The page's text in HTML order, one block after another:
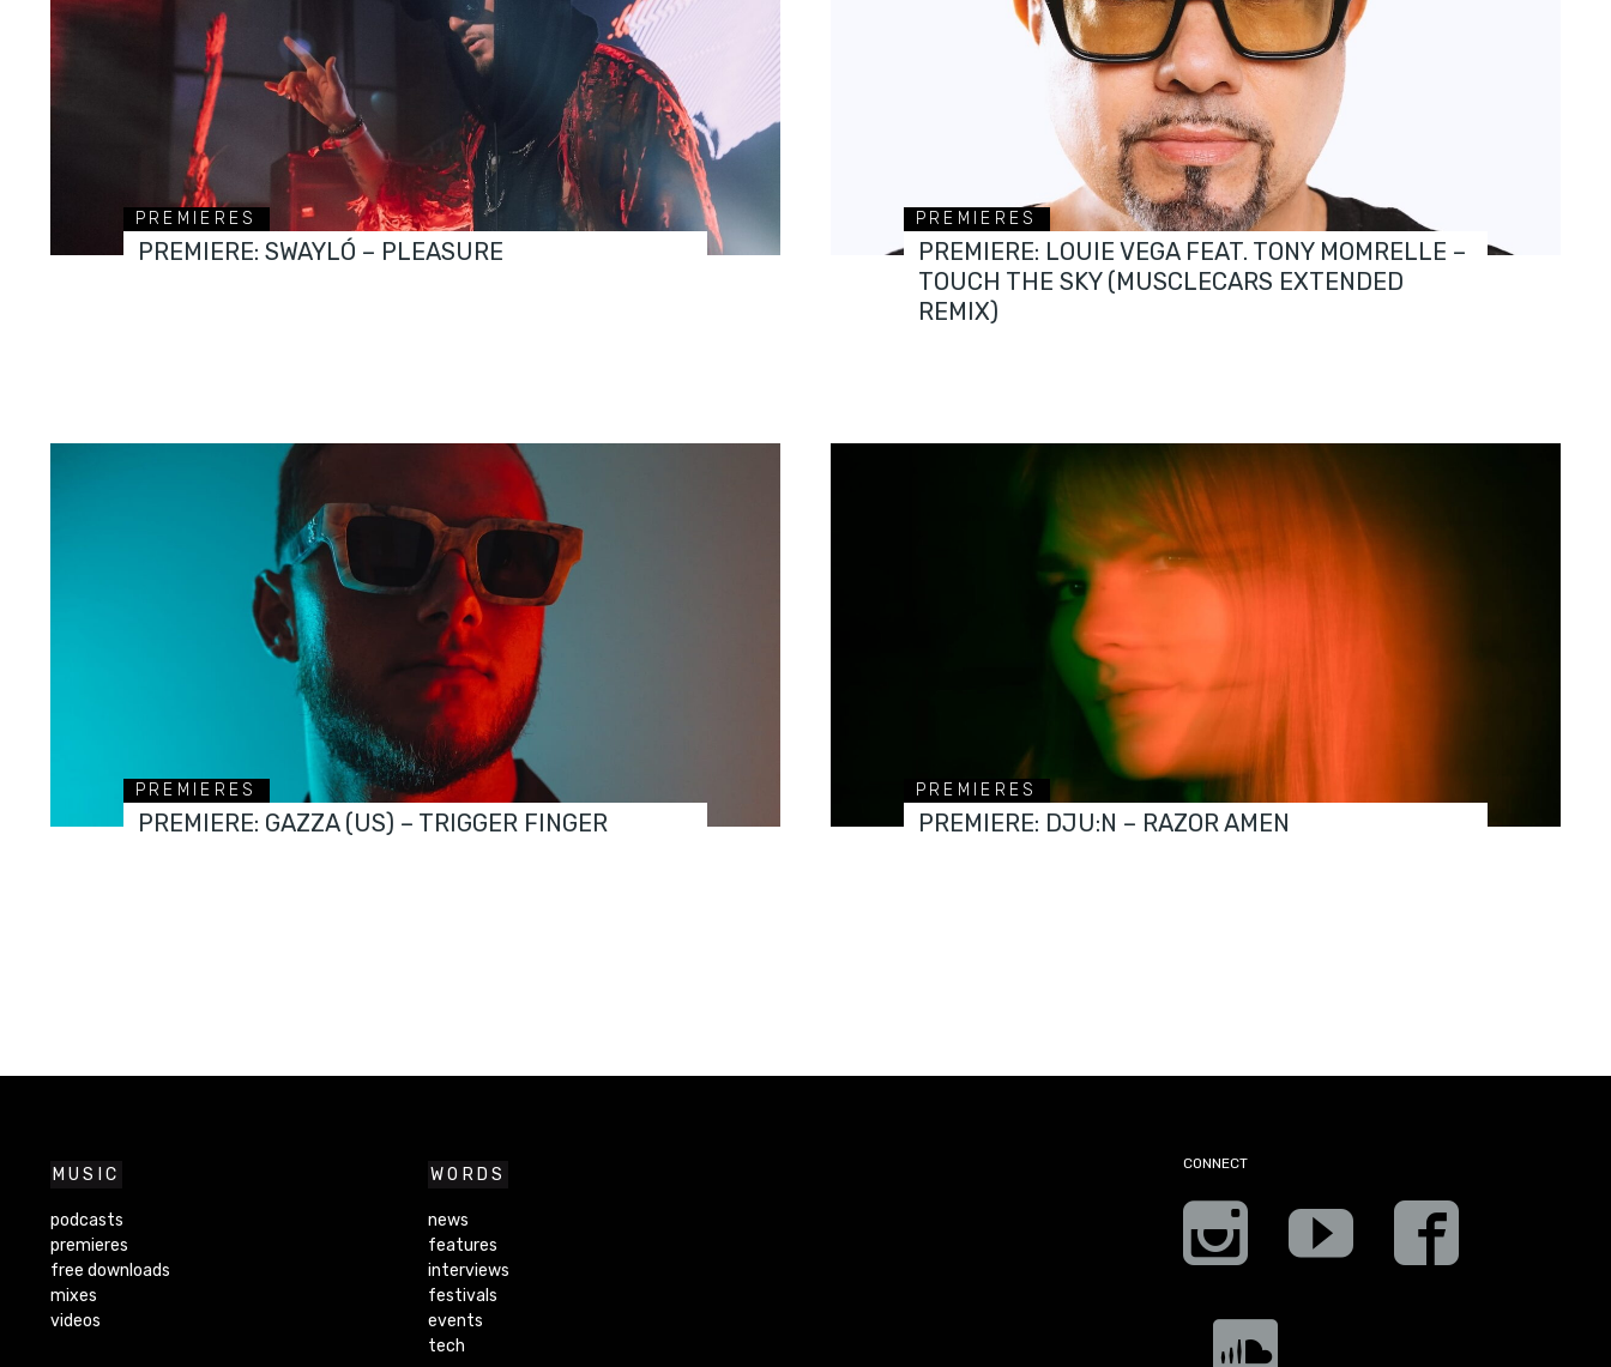
PREMIERES
PREMIERE: SWAYLÓ – PLEASURE
PREMIERES
PREMIERE: LOUIE VEGA FEAT. TONY MOMRELLE –
TOUCH THE SKY (MUSCLECARS EXTENDED
REMIX)
PREMIERES
PREMIERE: GAZZA (US) – TRIGGER FINGER
PREMIERES
PREMIERE: DJU:N – RAZOR AMEN
MUSIC
podcasts
premieres
free downloads
mixes
videos
WORDS
news
features
interviews
festivals
events
tech
CONNECT